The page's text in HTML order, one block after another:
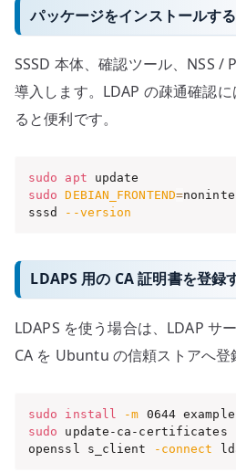
パッケージをインストールする
SSSD 本体、確認ツール、NSS /
導入します。LDAP の疎通確認に
ると便利です。
sudo apt
sudo
DEBIAN_FRONTEND=
sssd
--version
LDAPS 用の CA 証明書を登録
LDAPS を使う場合は、LDAP サ
CA を Ubuntu の信頼ストアへ登
sudo install
-m
sudo update-ca-certificates
openssl s_client
-connect